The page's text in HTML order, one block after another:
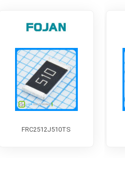
FRC2512J510TS